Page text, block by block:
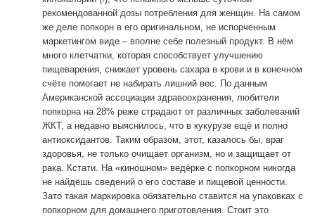
рекомендованной дозы потребления для женщин. На самом
же деле попкорн в его оригинальном, не испорченным
маркетингом виде – вполне себе полезный продукт. В нём
много клетчатки, которая способствует улучшению
пищеварения, снижает уровень сахара в крови и в конечном
счёте помогает не набирать лишний вес. По данным
Американской ассоциации здравоохранения, любители
попкорна на 28% реже страдают от различных заболеваний
ЖКТ, а недавно выяснилось, что в кукурузе ещё и полно
антиоксидантов. Таким образом, этот, казалось бы, враг
здоровья, не только очищает организм, но и защищает от
рака. Кстати. На «киношном» ведёрке с попкорном никогда
не найдёшь сведений о его составе и пищевой ценности.
Зато такая маркировка обязательно ставится на упаковках с
попкорном для домашнего приготовления. Стоит это